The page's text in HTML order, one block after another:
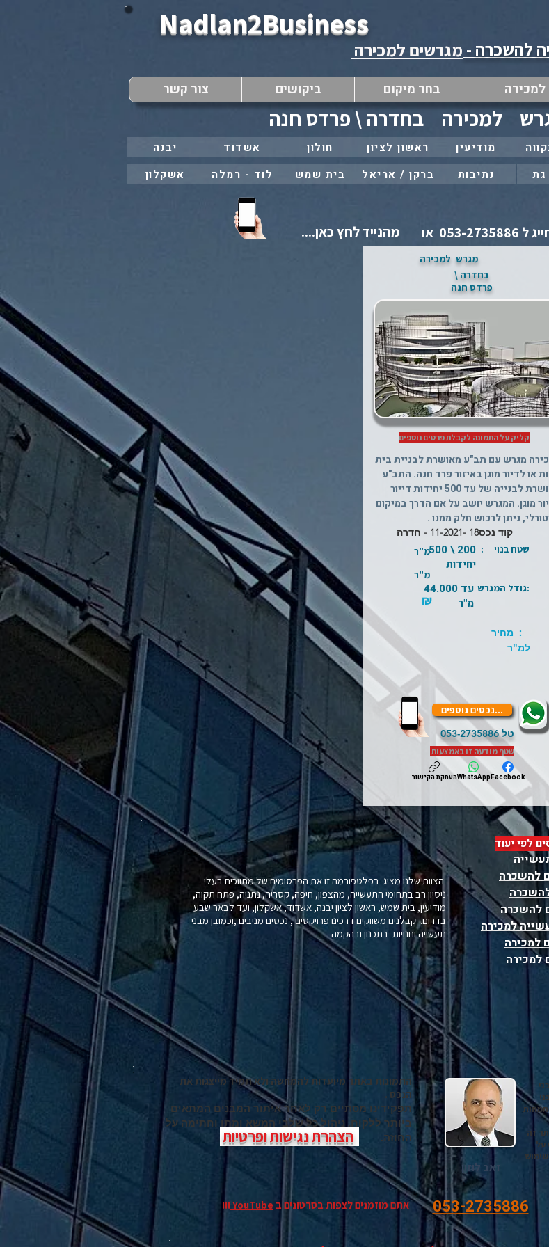
Nadlan2Business
מגרשים למכירה להשכרה -
למכירה בחר מיקום ביקושים צור קשר
בחדרה \ פרדס חנה למכירה
גת
מודיעין ראשון לציון חולון אשדוד
יבנה
נתיבות
ברקן / אריאל בית שמש לוד - רמלה אשקלון
ל 053-2735886 או מהנייד לחץ כאן....
מגרש למכירה
בחדרה \
פרדס חנה
קליק על התמונה לקבלת פרטים נוספים
מגרש עם תב"ע מאושרת לבניית בית
או לדיור מוגן באיזור פרד חנה. התב"ע
מאושרת לבנייה של עד 500 יחידות דייור
מוגן. המגרש יושב על אם הדרך במיקום
ניתן לרכוש חלק ממנו .
18 -11-2021 - חדרהקוד נכס
שטח בנוי :
200 \ 500
יחידות
עד 44.000
מ"ר
:גודל המגרש
: מחיר
למ"ר
טל 053-2735886
₪
מ"ר
מ"ר
...נכסים נוספים
שטף מודעה זו באמצעות
Facebook
WhatsAppהעתקת הקישור
לפי יעוד
להשכרה
להשכרה
להשכרה
למכירה
למכירה
למכירה
הצוות שלנו מציג בפלטפורמה זו את הפרסומים של מתווכים בעלי
ניסיון רב בתחומי התעשייה, מהצפון, חיפה, קסריה, נתניה, פתח תקוה,
מודיעין, בית שמש, ראשון לציון יבנה, אשדוד, אשקלון, ועד לבאר שבע
בדרום. קבלנים משווקים דרכינו פרויקטים , נכסים מניבים ,וכמובן מבני
תעשייה וחנויות בתכנון ובהקמה .
זה
משתשמש ב קוקיס של WIX GOOGLE ADS ושל windows clarity על
זאב לוזון
התמונות באתר מיועדות להמחשה ולא תמיד מייצגות את
הנכס .
תפקידינו מסתיים רק לאחר איתור המבנים המתאים
ביותר ללקוח, ניהול כל שלבי המשא ומתן וחתימה על
החוזה.
הצהרת נגישות ופרטיות
053-2735886 אתם מוזמנים לצפות בסרטוניםב YouTube
!!!